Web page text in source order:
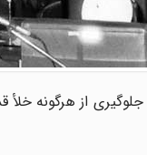
۱۳ خرداد ۱۳۶۸، مسئولان ارشد